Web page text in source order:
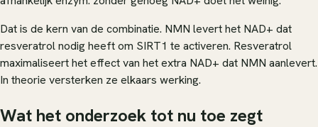
Dat is de kern van de combinatie. NMN levert het NAD+ dat
resveratrol nodig heeft om SIRT1 te activeren. Resveratrol
maximaliseert het effect van het extra NAD+ dat NMN aanlevert.
In theorie versterken ze elkaars werking.
Wat het onderzoek tot nu toe zegt